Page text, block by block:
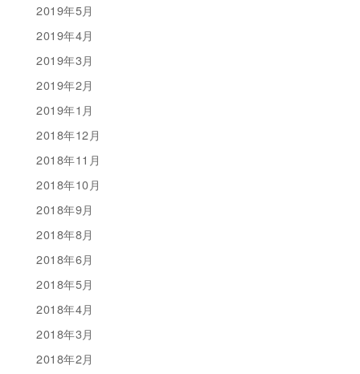
2019年5月
2019年4月
2019年3月
2019年2月
2019年1月
2018年12月
2018年11月
2018年10月
2018年9月
2018年8月
2018年6月
2018年5月
2018年4月
2018年3月
2018年2月